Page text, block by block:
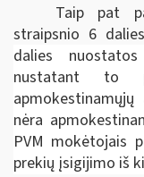
Taip pat
straipsnio 6
dalies nuostatos
nustatant to
nėra
PVM mokėtojais
prekių įsigijimo iš